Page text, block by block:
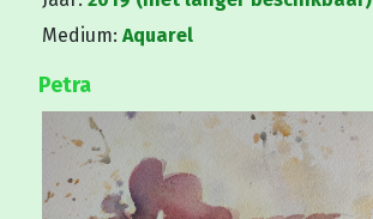
Medium: Aquarel
Petra